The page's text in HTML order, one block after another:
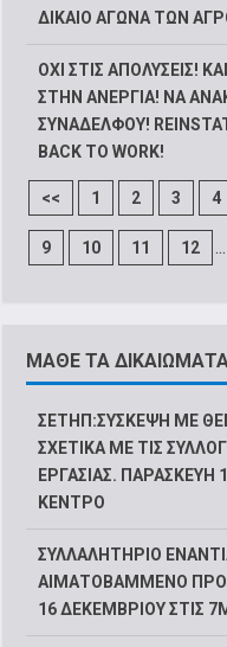
ΔΙΚΑΙΟ ΑΓΩΝΑ ΤΩΝ
ΟΧΙ ΣΤΙΣ ΑΠΟΛΥΣΕΙΣ!
ΣΤΗΝ ΑΝΕΡΓΙΑ! ΝΑ
ΣΥΝΑΔΕΛΦΟΥ!
BACK TO WORK!
<< 1 2 3 4
9 10 11 12
ΜΑΘΕ ΤΑ
ΣΕΤΗΠ:ΣΥΣΚΕΨΗ ΜΕ
ΣΧΕΤΙΚΑ ΜΕ ΤΙΣ
ΕΡΓΑΣΙΑΣ. ΠΑΡΑΣΚΕΥΗ
ΚΕΝΤΡΟ
ΣΥΛΛΑΛΗΤΗΡΙΟ
ΑΙΜΑΤΟΒΑΜΜΕΝΟ
16 ΔΕΚΕΜΒΡΙΟΥ ΣΤΙΣ